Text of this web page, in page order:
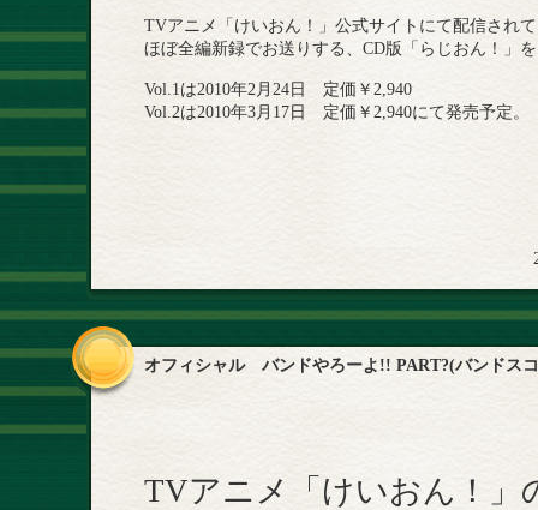
TVアニメ「けいおん！」公式サイトにて配信され
ほぼ全編新録でお送りする、CD版「らじおん！」
Vol.1は2010年2月24日 定価￥2,940
Vol.2は2010年3月17日 定価￥2,940にて発売予定。
オフィシャル バンドやろーよ!! PART?(バンドス
TVアニメ「けいおん！」